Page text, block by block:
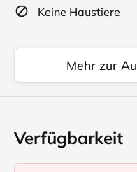
Keine Haustiere
Mehr zur
Verfügbarkeit